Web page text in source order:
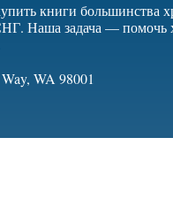
книги большинства
Наша задача — помочь
WA 98001